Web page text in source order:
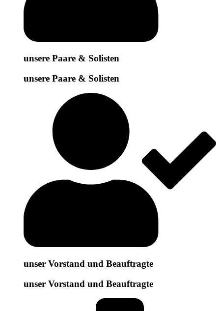
unsere Paare & Solisten
unsere Paare & Solisten
unser Vorstand und Beauftragte
unser Vorstand und Beauftragte